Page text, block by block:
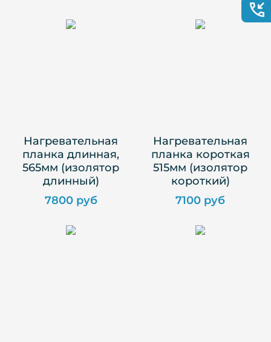
Нагревательная
планка длинная,
565мм (изолятор
длинный)
7800 руб
Нагревательная
планка короткая
515мм (изолятор
короткий)
7100 руб